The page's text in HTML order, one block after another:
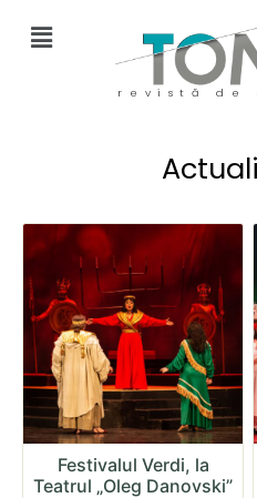
revistă de
Festivalul Verdi, la
Teatrul „Oleg Danovski”